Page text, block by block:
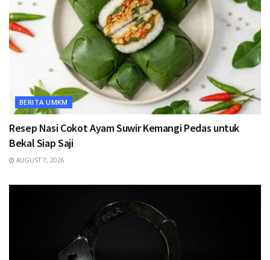
BERITA UMKM
Resep Nasi Cokot Ayam Suwir Kemangi Pedas untuk
Bekal Siap Saji
AUGUST 7, 2026